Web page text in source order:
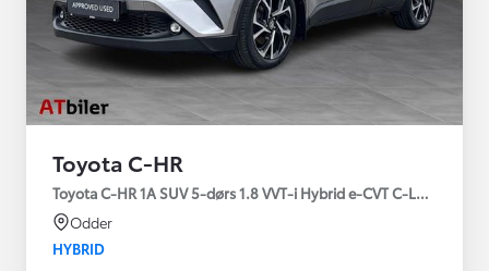
Toyota C-HR
Toyota C-HR 1A SUV 5-dørs 1.8 VVT-i Hybrid e-CVT C-LUB -
Odder
HYBRID